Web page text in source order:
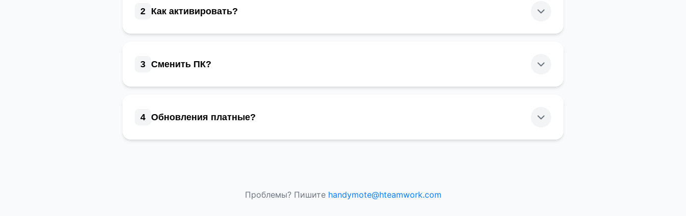
2 Как активировать?
3 Сменить ПК?
4 Обновления платные?
Проблемы? Пишите handymote@hteamwork.com